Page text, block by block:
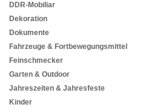
DDR-Mobiliar
Dekoration
Dokumente
Fahrzeuge & Fortbewegungsmittel
Feinschmecker
Garten & Outdoor
Jahreszeiten & Jahresfeste
Kinder